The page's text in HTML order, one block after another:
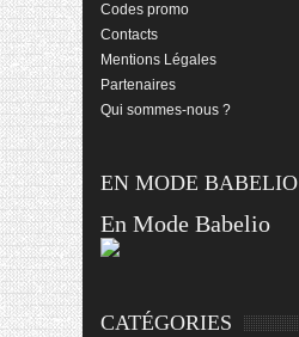
Codes promo
Contacts
Mentions Légales
Partenaires
Qui sommes-nous ?
EN MODE BABELIO
En Mode Babelio
CATÉGORIES